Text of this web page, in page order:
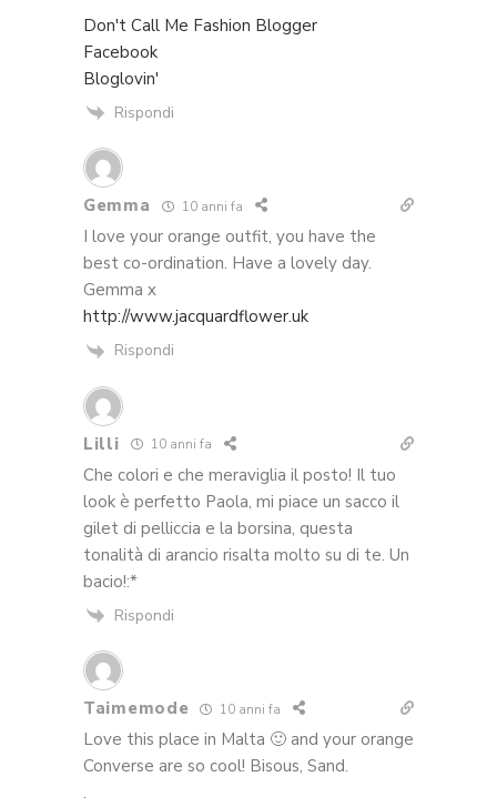
Don't Call Me Fashion Blogger
Facebook
Bloglovin'
Rispondi
Gemma 10 anni fa
I love your orange outfit, you have the
best co-ordination. Have a lovely day.
Gemma x
http://www.jacquardflower.uk
Rispondi
Lilli 10 anni fa
Che colori e che meraviglia il posto! Il tuo
look è perfetto Paola, mi piace un sacco il
gilet di pelliccia e la borsina, questa
tonalità di arancio risalta molto su di te. Un
bacio!:*
Rispondi
Taimemode 10 anni fa
Love this place in Malta 🙂 and your orange
Converse are so cool! Bisous, Sand.
.